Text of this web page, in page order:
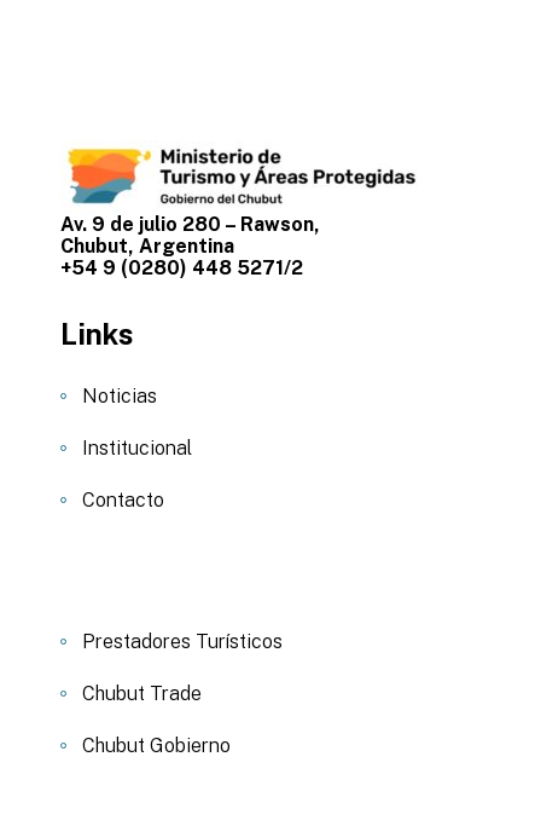
Av. 9 de julio 280 – Rawson,
Chubut, Argentina
+54 9 (0280) 448 5271/2
Links
Noticias
Institucional
Contacto
Prestadores Turísticos
Chubut Trade
Chubut Gobierno